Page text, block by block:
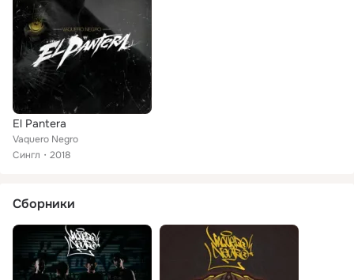
El Pantera
Vaquero Negro
Сингл
2018
Сборники